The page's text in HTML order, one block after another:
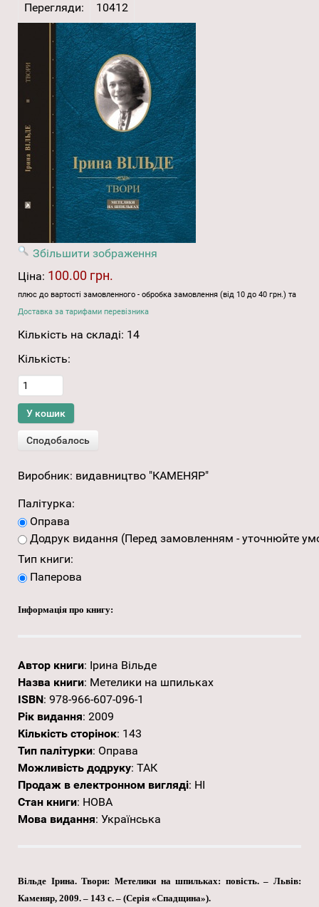
Перегляди: 10412
Збільшити зображення
Ціна: 100.00 грн.
плюс до вартості замовленного - обробка замовлення (від 10 до 40 грн.) та
Доставка за тарифами перевізника
Кількість на складі: 14
Кількість:
Виробник: видавництво "КАМЕНЯР"
Палітурка:
Оправа
Додрук видання (Перед замовленням - уточнюйте
Тип книги:
Паперова
Інформація про книгу:
Автор книги: Ірина Вільде
Назва книги: Метелики на шпильках
ISBN: 978-966-607-096-1
Рік видання: 2009
Кількість сторінок: 143
Тип палітурки: Оправа
Можливість додруку: ТАК
Продаж в електронном вигляді: НІ
Стан книги: НОВА
Мова видання: Українська
Вільде Ірина. Твори: Метелики на шпильках: повість. – Львів:
Каменяр, 2009. – 143 с. – (Серія «Спадщина»).